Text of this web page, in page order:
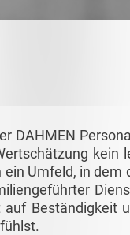
DAHMEN
kein
ein Umfeld, in
auf Beständigkeit